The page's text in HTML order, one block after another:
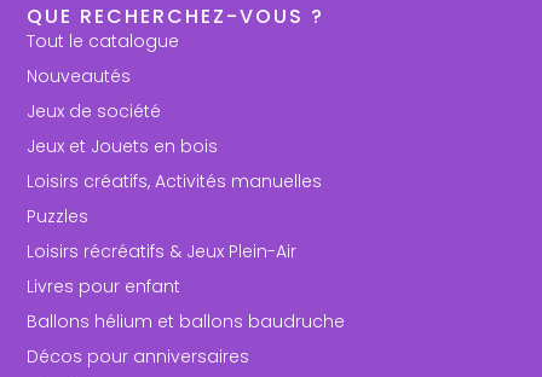
QUE RECHERCHEZ-VOUS ?
Tout le catalogue
Nouveautés
Jeux de société
Jeux et Jouets en bois
Loisirs créatifs, Activités manuelles
Puzzles
Loisirs récréatifs & Jeux Plein-Air
Livres pour enfant
Ballons hélium et ballons baudruche
Décos pour anniversaires